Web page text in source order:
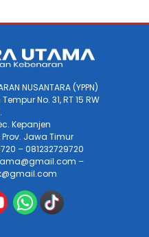
NUSANTARA (YPPN)
No. 31, RT 15 RW
Kepanjen
Jawa Timur
– 081232729720
–